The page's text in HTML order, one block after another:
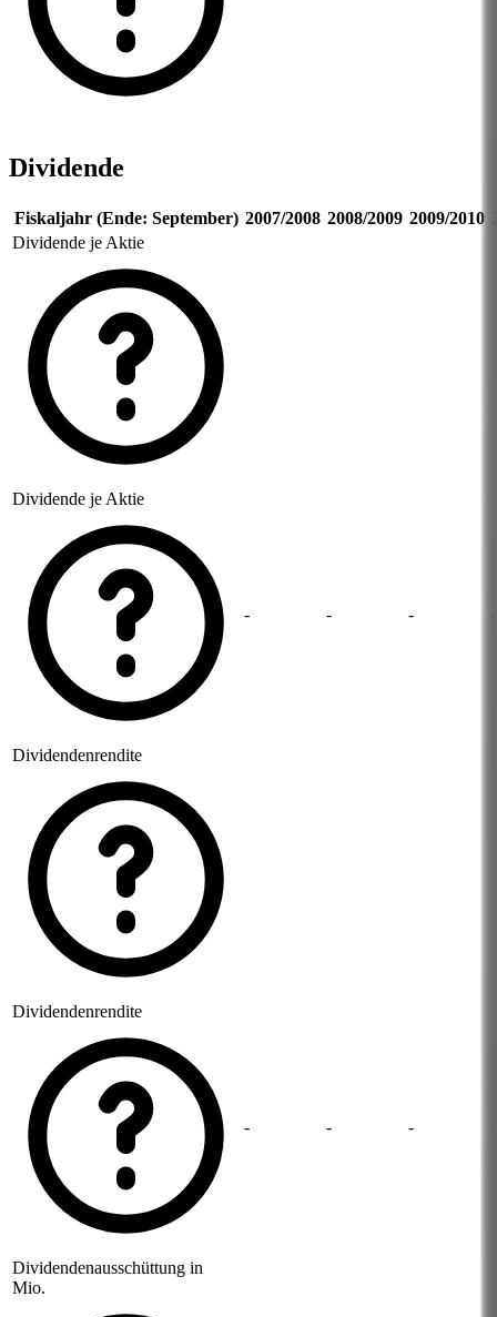
Dividende
Fiskaljahr (Ende: September) 2007/2008 2008/2009 2009/2010
Dividende je Aktie
Dividende je Aktie
- - -
Dividendenrendite
Dividendenrendite
- - -
Dividendenausschüttung in
Mio.